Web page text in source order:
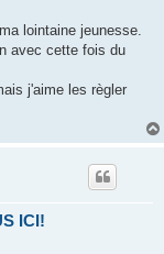
lointaine jeunesse.
avec cette fois du
j'aime les règler
ICI!